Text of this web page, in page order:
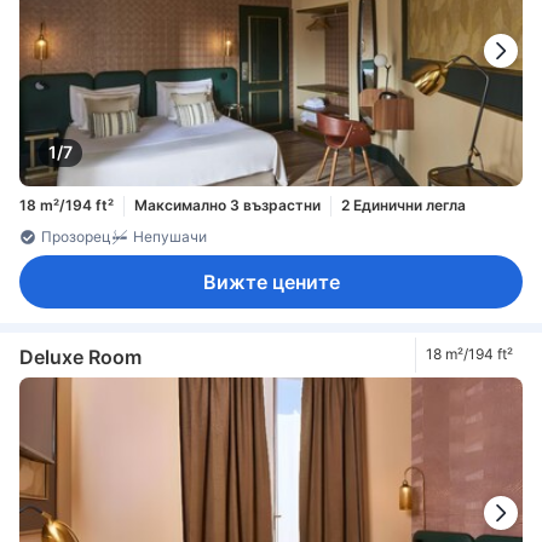
1/7
18 m²/194 ft² Максимално 3 възрастни
2 Единични легла
Прозорец
Непушачи
Вижте цените
Deluxe Room 18 m²/194 ft²